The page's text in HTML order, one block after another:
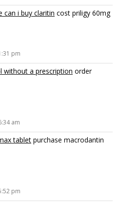
can i buy claritin cost priligy 60mg
pm
a prescription order
am
tablet purchase macrodantin
pm